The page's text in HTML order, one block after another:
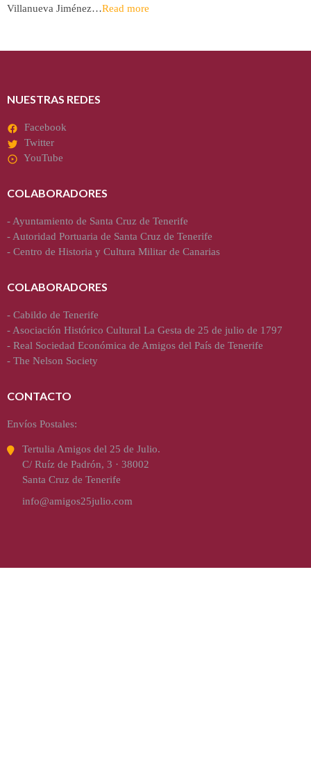
Villanueva Jiménez…Read more
NUESTRAS REDES
Facebook
Twitter
YouTube
COLABORADORES
-Ayuntamiento de Santa Cruz de Tenerife
-Autoridad Portuaria de Santa Cruz de Tenerife
- Centro de Historia y Cultura Militar de Canarias
COLABORADORES
- Cabildo de Tenerife
-Asociación Histórico Cultural La Gesta de 25 de julio de 1797
- Real Sociedad Económica de Amigos del País de Tenerife
- The Nelson Society
CONTACTO
Envíos Postales:
Tertulia Amigos del 25 de Julio.
C/ Ruíz de Padrón, 3 · 38002
Santa Cruz de Tenerife
info@amigos25julio.com